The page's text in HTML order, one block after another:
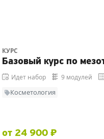
КУРС
Базовый курс по
Идет набор 9 модулей
Косметология
от 24 900 ₽